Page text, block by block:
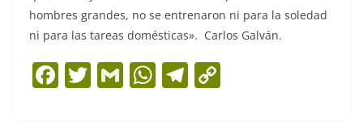
hombres grandes, no se entrenaron ni para la soledad
ni para las tareas domésticas». Carlos Galván.
F T G W T